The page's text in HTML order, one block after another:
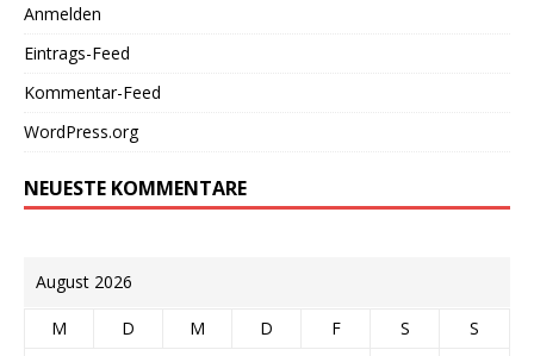
Anmelden
Eintrags-Feed
Kommentar-Feed
WordPress.org
NEUESTE KOMMENTARE
August 2026
M D M D F S
S